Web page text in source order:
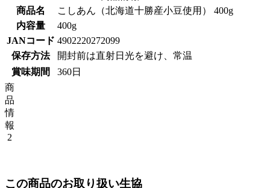
商品名
こしあん（北海道十勝産小豆使用） 400g
内容量
400g
JANコード 4902220272099
保存方法
開封前は直射日光を避け、常温
賞味期間
360日
商
品
情
報
2
この商品のお取り扱い生協